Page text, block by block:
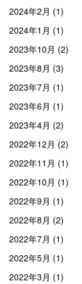
2024年2月 (1)
2024年1月 (1)
2023年10月 (2)
2023年8月 (3)
2023年7月 (1)
2023年6月 (1)
2023年4月 (2)
2022年12月 (2)
2022年11月 (1)
2022年10月 (1)
2022年9月 (1)
2022年8月 (2)
2022年7月 (1)
2022年5月 (1)
2022年3月 (1)